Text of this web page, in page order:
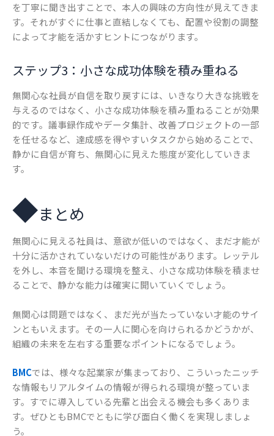
を丁寧に聞き出すことで、本人の興味の方向性が見えてきま
す。それがすぐに仕事と直結しなくても、配置や役割の調整
によって才能を活かすヒントにつながります。
ステップ3：小さな成功体験を積み重ねる
無関心な社員が自信を取り戻すには、いきなり大きな挑戦を
与えるのではなく、小さな成功体験を積み重ねることが効果
的です。議事録作成やデータ集計、改善プロジェクトの一部
を任せるなど、達成感を得やすいタスクから始めることで、
静かに自信が育ち、無関心に見えた態度が変化していきま
す。
◆まとめ
無関心に見える社員は、意欲が低いのではなく、まだ才能が
十分に活かされていないだけの可能性があります。レッテル
を外し、本音を聞ける環境を整え、小さな成功体験を積ませ
ることで、静かな能力は確実に開いていくでしょう。
無関心は問題ではなく、まだ光が当たっていない才能のサイ
ンともいえます。その一人に関心を向けられるかどうかが、
組織の未来を左右する重要なポイントになるでしょう。
BMCでは、様々な起業家が集まっており、こういったニッチ
な情報もリアルタイムの情報が得られる環境が整っていま
す。すでに導入している先輩と出会える機会も多くありま
す。ぜひともBMCでともに学び面白く働くを実現しましょ
う。